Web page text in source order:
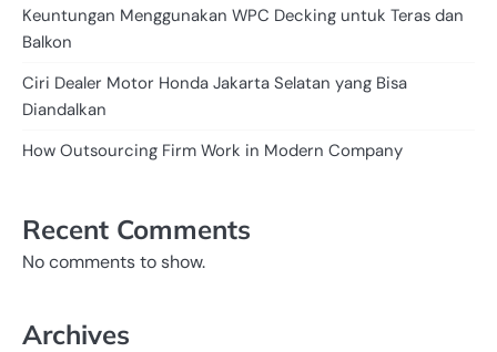
Keuntungan Menggunakan WPC Decking untuk Teras dan
Balkon
Ciri Dealer Motor Honda Jakarta Selatan yang Bisa
Diandalkan
How Outsourcing Firm Work in Modern Company
Recent Comments
No comments to show.
Archives